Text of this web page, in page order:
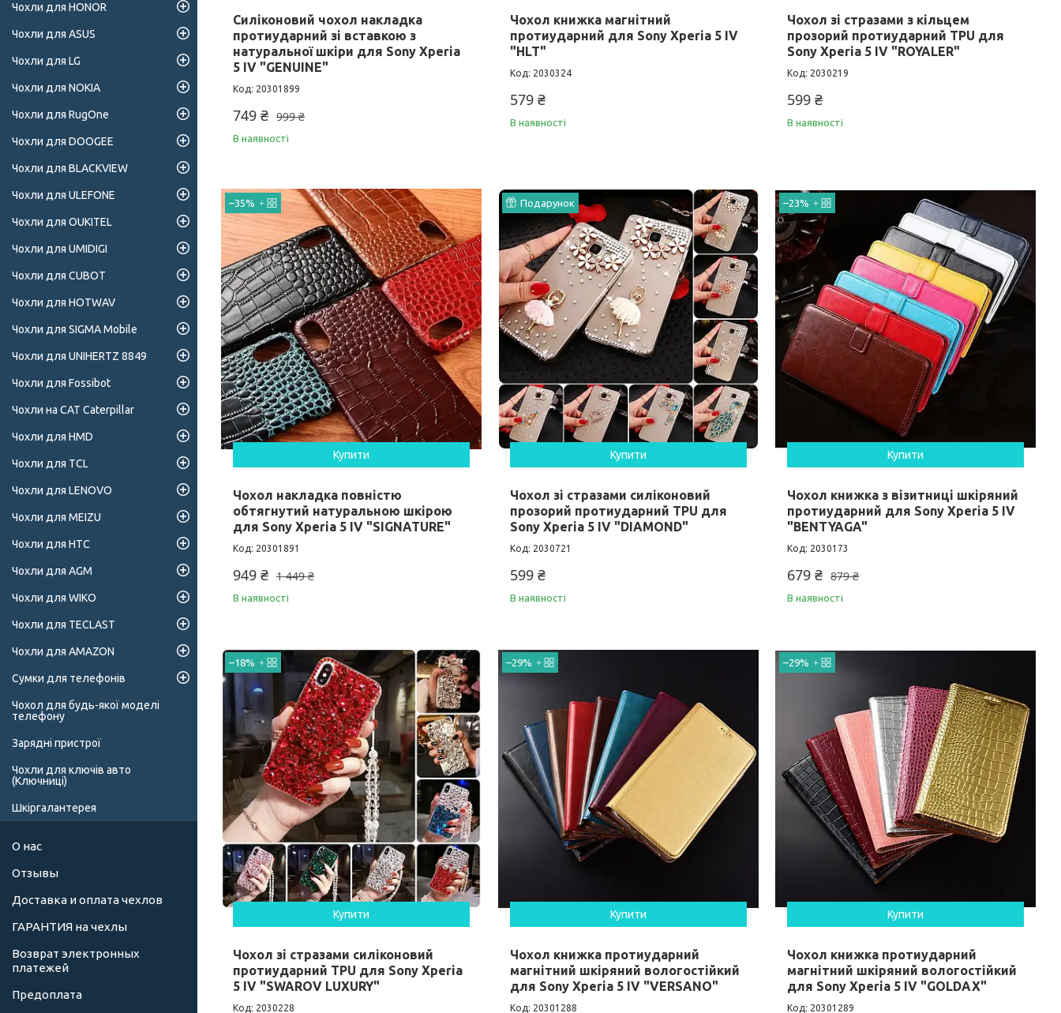
Силіконовий чохол накладка
протиударний зі вставкою з
натуральної шкіри для Sony Xperia
5 IV "GENUINE"
20301899
999 ₴
749 ₴
В наявності
Чохол книжка магнітний
протиударний для Sony Xperia 5 IV
"HLT"
2030324
579 ₴
В наявності
Чохол зі стразами з кільцем
прозорий протиударний TPU для
Sony Xperia 5 IV "ROYALER"
2030219
599 ₴
В наявності
–35%
Купити
Чохол накладка повністю
обтягнутий натуральною шкірою
для Sony Xperia 5 IV "SIGNATURE"
20301891
1 449 ₴
949 ₴
В наявності
Подарунок
Купити
Чохол зі стразами силіконовий
прозорий протиударний TPU для
Sony Xperia 5 IV "DIAMOND"
2030721
599 ₴
В наявності
–23%
Купити
Чохол книжка з візитниці шкіряний
протиударний для Sony Xperia 5 IV
"BENTYAGA"
2030173
879 ₴
679 ₴
В наявності
–18%
Купити
Чохол зі стразами силіконовий
протиударний TPU для Sony Xperia
5 IV "SWAROV LUXURY"
2030228
–29%
Купити
Чохол книжка протиударний
магнітний шкіряний вологостійкий
для Sony Xperia 5 IV "VERSANO"
20301288
–29%
Купити
Чохол книжка протиударний
магнітний шкіряний вологостійкий
для Sony Xperia 5 IV "GOLDAX"
20301289
Чохли для HONOR
Чохли для ASUS
Чохли для LG
Чохли для NOKIA
Чохли для RugOne
Чохли для DOOGEE
Чохли для BLACKVIEW
Чохли для ULEFONE
Чохли для OUKITEL
Чохли для UMIDIGI
Чохли для CUBOT
Чохли для HOTWAV
Чохли для SIGMA Mobile
Чохли для UNIHERTZ 8849
Чохли для Fossibot
Чохли на CAT Caterpillar
Чохли для HMD
Чохли для TCL
Чохли для LENOVO
Чохли для MEIZU
Чохли для HTC
Чохли для AGM
Чохли для WIKO
Чохли для TECLAST
Чохли для AMAZON
Сумки для телефонів
Чохол для будь-якої моделі
телефону
Зарядні пристрої
Чохли для ключів авто
(Ключниці)
Шкіргалантерея
О нас
Отзывы
Доставка и оплата чехлов
ГАРАНТИЯ на чехлы
Возврат электронных
платежей
Предоплата